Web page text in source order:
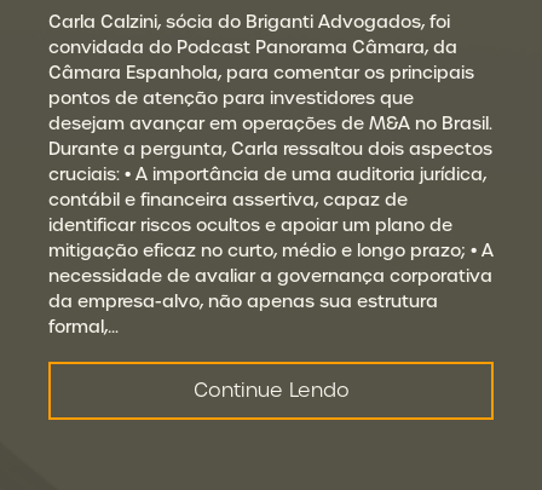
Carla Calzini, sócia do Briganti Advogados, foi
convidada do Podcast Panorama Câmara, da
Câmara Espanhola, para comentar os principais
pontos de atenção para investidores que
desejam avançar em operações de M&A no Brasil.
Durante a pergunta, Carla ressaltou dois aspectos
cruciais: • A importância de uma auditoria jurídica,
contábil e financeira assertiva, capaz de
identificar riscos ocultos e apoiar um plano de
mitigação eficaz no curto, médio e longo prazo; • A
necessidade de avaliar a governança corporativa
da empresa-alvo, não apenas sua estrutura
formal,…
Continue Lendo